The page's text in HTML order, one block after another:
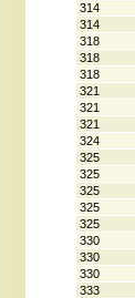
314
314
318
318
318
321
321
321
324
325
325
325
325
325
330
330
330
333